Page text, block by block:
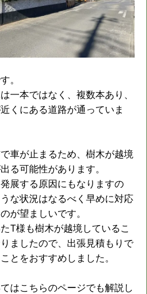
。
一本ではなく、複数本あり、
くにある道路が通っていま
車が止まるため、樹木が越境
る可能性があります。
展する原因にもなりますの
な状況はなるべく早めに対応
が望ましいです。
T様も樹木が越境しているこ
ましたので、出張見積もりで
とをおすすめしました。
はこちらのページでも解説し